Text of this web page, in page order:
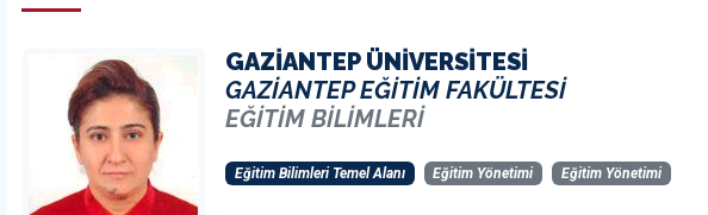
GAZİANTEP ÜNİVERSİTESİ
GAZİANTEP EĞİTİM FAKÜLTESİ
EĞİTİM BİLİMLERİ
Eğitim Bilimleri Temel Alanı Eğitim Yönetimi Eğitim Yönetimi